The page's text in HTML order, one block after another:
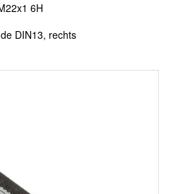
6H
DIN13, rechts